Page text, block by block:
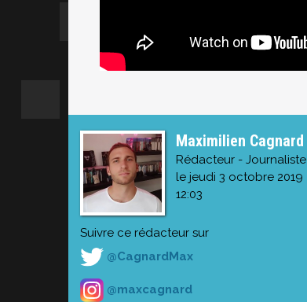
Maximilien Cagnard
Rédacteur - Journaliste
le jeudi 3 octobre 2019
12:03
Suivre ce rédacteur sur
@CagnardMax
@maxcagnard